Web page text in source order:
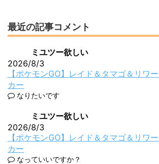
最近の記事コメント
ミユツー欲しい
2026/8/3
【ポケモンGO】レイド＆タマゴ＆リワ
カー
なりたいです
ミユツー欲しい
2026/8/3
【ポケモンGO】レイド＆タマゴ＆リワ
カー
なっていいですか？